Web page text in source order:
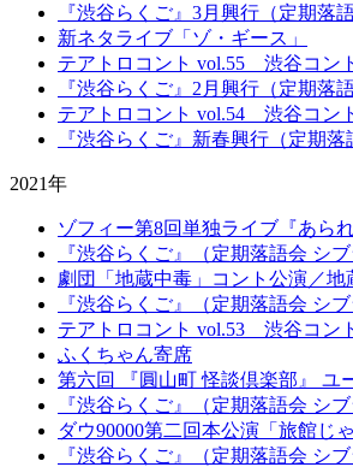
『渋谷らくご』3月興行（定期落
新ネタライブ「ゾ・ギース」
テアトロコント vol.55 渋谷コン
『渋谷らくご』2月興行（定期落
テアトロコント vol.54 渋谷コン
『渋谷らくご』新春興行（定期
2021年
ゾフィー第8回単独ライブ『あら
『渋谷らくご』（定期落語会 シ
劇団「地蔵中毒」コント公演／地
『渋谷らくご』（定期落語会 シ
テアトロコント vol.53 渋谷コン
ふくちゃん寄席
第六回 『圓山町 怪談倶楽部』 ユ
『渋谷らくご』（定期落語会 シ
ダウ90000第二回本公演「旅館じ
『渋谷らくご』（定期落語会 シ